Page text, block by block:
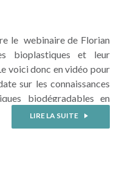
le webinaire de Florian
bioplastiques et leur
voici donc en vidéo pour
sur les connaissances
biodégradables en
et industrielle. Mais
matériaux plus ou moins
LIRE LA SUITE